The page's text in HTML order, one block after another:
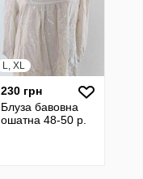
L, XL
230 грн
Блуза бавовна
ошатна 48-50 р.